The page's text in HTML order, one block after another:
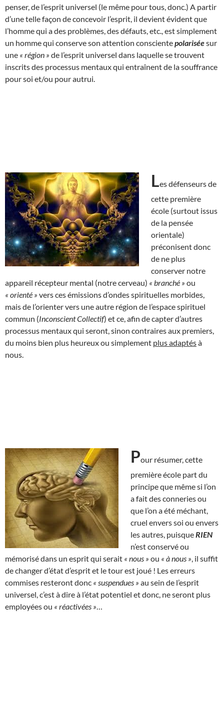
penser, de l’esprit universel (le même pour tous, donc.) A partir
d’une telle façon de concevoir l’esprit, il devient évident que
l’homme qui a des problèmes, des défauts, etc., est simplement
un homme qui conserve son attention conscientepolariséesur
une « région » de l’esprit universel dans laquelle se trouvent
inscrits des processus mentaux qui entraînent de la souffrance
pour soi et/ou pour autrui.
Les défenseurs de
cette première
école (surtout issus
de la pensée
orientale)
préconisent donc
de ne plus
conserver notre
appareil récepteur mental (notre cerveau) « branché » ou
« orienté » vers ces émissions d’ondes spirituelles morbides,
mais de l’orienter vers une autre région de l’espace spirituel
commun (Inconscient Collectif) et ce, afin de capter d’autres
processus mentaux qui seront, sinon contraires aux premiers,
du moins bien plus heureux ou simplement plus adaptésà
nous.
Pour résumer, cette
première école part du
principe que même si l’on
a fait des conneries ou
que l’on a été méchant,
cruel envers soi ou envers
les autres, puisque RIEN
n’est conservé ou
mémorisé dans un esprit qui serait « nous » ou « à nous » , il suffit
de changer d’état d’esprit et le tour est joué ! Les erreurs
commises resteront donc « suspendues » au sein de l’esprit
universel, c’est à dire à l’état potentiel et donc, ne seront plus
employées ou « réactivées »